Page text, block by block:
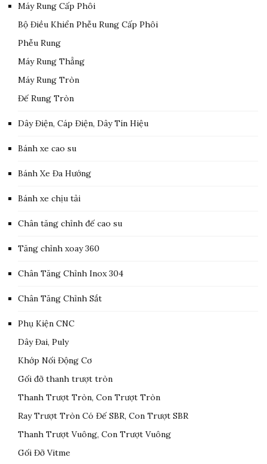
Máy Rung Cấp Phôi
Bộ Điều Khiển Phễu Rung Cấp Phôi
Phễu Rung
Máy Rung Thẳng
Máy Rung Tròn
Đế Rung Tròn
Dây Điện, Cáp Điện, Dây Tín Hiệu
Bánh xe cao su
Bánh Xe Đa Hướng
Bánh xe chịu tải
Chân tăng chỉnh đế cao su
Tăng chỉnh xoay 360
Chân Tăng Chỉnh Inox 304
Chân Tăng Chỉnh Sắt
Phụ Kiện CNC
Dây Đai, Puly
Khớp Nối Động Cơ
Gối đỡ thanh trượt tròn
Thanh Trượt Tròn, Con Trượt Tròn
Ray Trượt Tròn Có Đế SBR, Con Trượt SBR
Thanh Trượt Vuông, Con Trượt Vuông
Gối Đỡ Vitme